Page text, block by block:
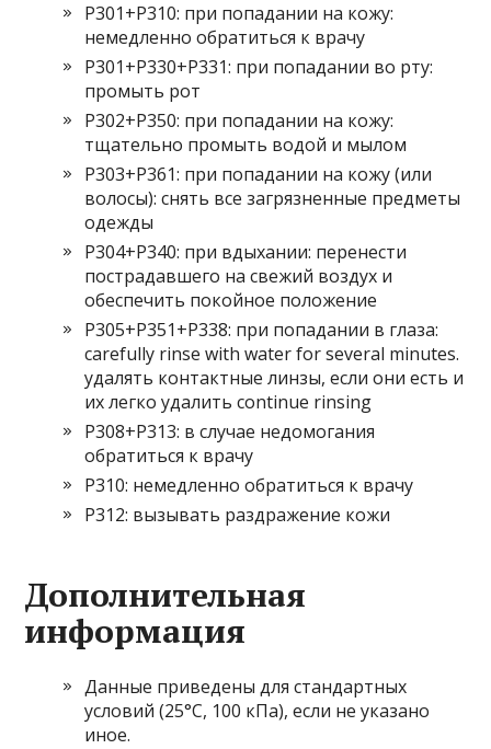
P301+P310: при попадании на кожу:
немедленно обратиться к врачу
P301+P330+P331: при попадании во рту:
промыть рот
P302+P350: при попадании на кожу:
тщательно промыть водой и мылом
P303+P361: при попадании на кожу (или
волосы): снять все загрязненные предметы
одежды
P304+P340: при вдыхании: перенести
пострадавшего на свежий воздух и
обеспечить покойное положение
P305+P351+P338: при попадании в глаза:
carefully rinse with water for several minutes.
удалять контактные линзы, если они есть и
их легко удалить continue rinsing
P308+P313: в случае недомогания
обратиться к врачу
P310: немедленно обратиться к врачу
P312: вызывать раздражение кожи
Дополнительная
информация
Данные приведены для стандартных
условий (25°C, 100 кПа), если не указано
иное.